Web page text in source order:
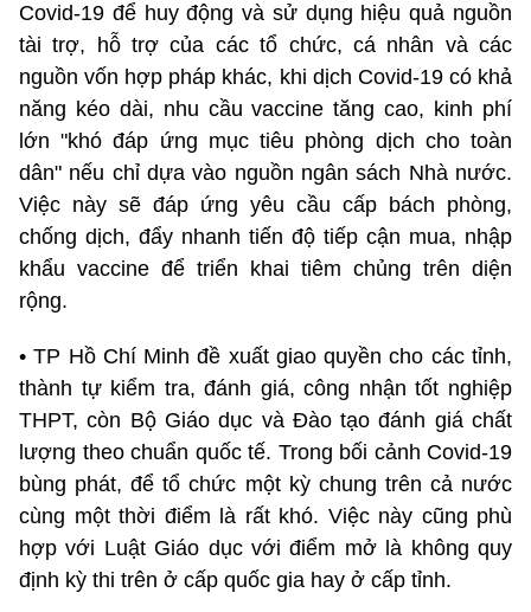
Covid-19 để huy động và sử dụng hiệu quả nguồn
tài trợ, hỗ trợ của các tổ chức, cá nhân và các
nguồn vốn hợp pháp khác, khi dịch Covid-19 có khả
năng kéo dài, nhu cầu vaccine tăng cao, kinh phí
lớn "khó đáp ứng mục tiêu phòng dịch cho toàn
dân" nếu chỉ dựa vào nguồn ngân sách Nhà nước.
Việc này sẽ đáp ứng yêu cầu cấp bách phòng,
chống dịch, đẩy nhanh tiến độ tiếp cận mua, nhập
khẩu vaccine để triển khai tiêm chủng trên diện
rộng.
• TP Hồ Chí Minh đề xuất giao quyền cho các tỉnh,
thành tự kiểm tra, đánh giá, công nhận tốt nghiệp
THPT, còn Bộ Giáo dục và Đào tạo đánh giá chất
lượng theo chuẩn quốc tế. Trong bối cảnh Covid-19
bùng phát, để tổ chức một kỳ chung trên cả nước
cùng một thời điểm là rất khó. Việc này cũng phù
hợp với Luật Giáo dục với điểm mở là không quy
định kỳ thi trên ở cấp quốc gia hay ở cấp tỉnh.